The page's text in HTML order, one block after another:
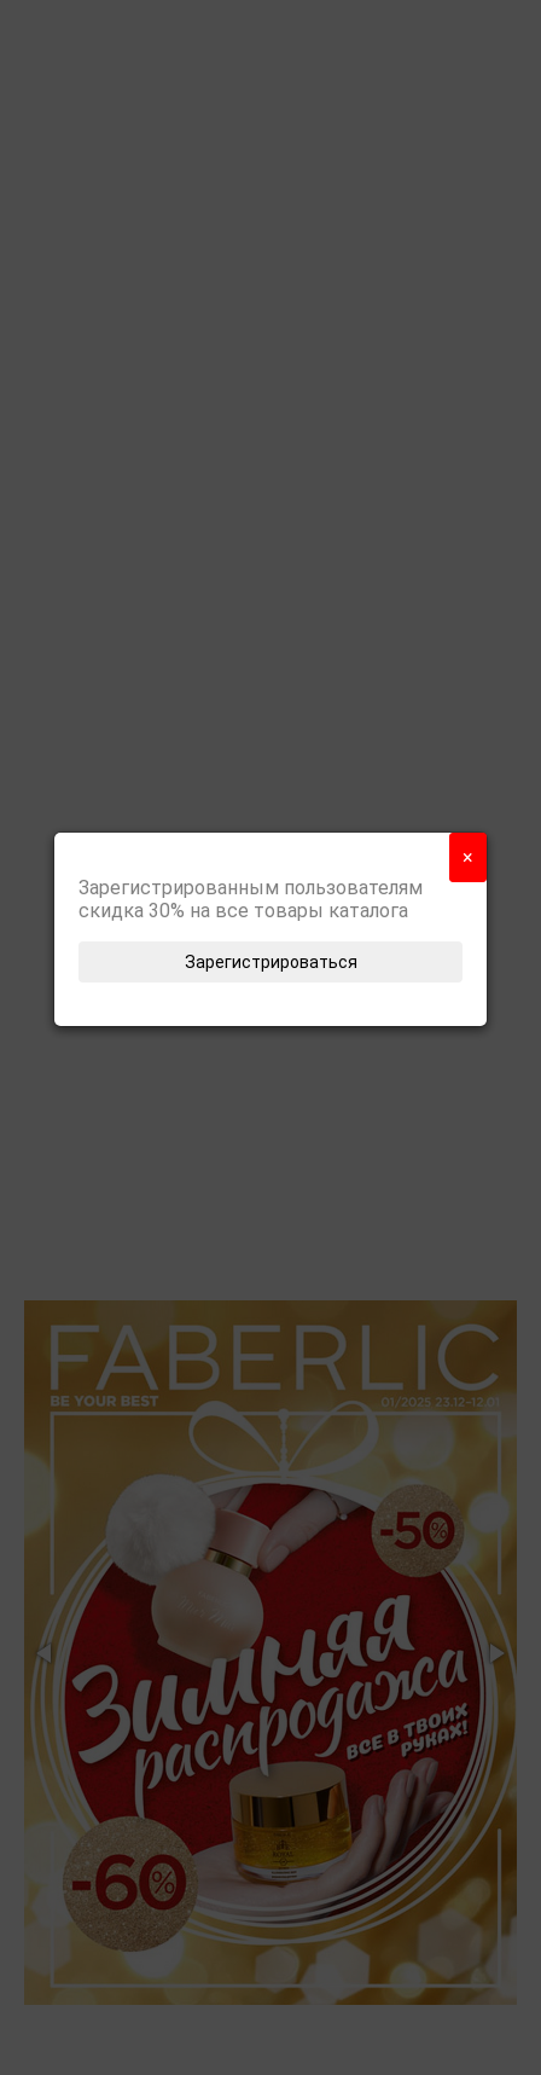
×
Зарегистрированным пользователям
скидка 30% на все товары каталога